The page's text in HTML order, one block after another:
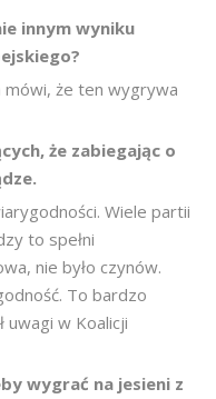
innym wyniku
mówi, że ten wygrywa
że zabiegając o
Wiele partii
to spełni
nie było czynów.
To bardzo
uwagi w Koalicji
wygrać na jesieni z